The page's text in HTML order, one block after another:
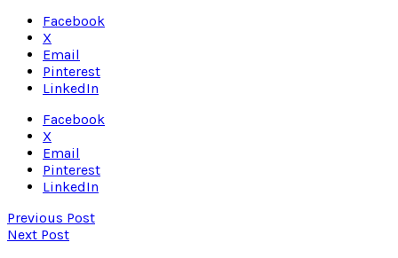
Facebook
X
Email
Pinterest
LinkedIn
Facebook
X
Email
Pinterest
LinkedIn
Previous Post
Next Post